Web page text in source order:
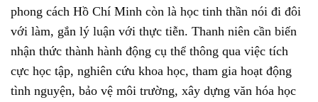
phong cách Hồ Chí Minh còn là học tinh thần nói đi đôi
với làm, gắn lý luận với thực tiễn. Thanh niên cần biến
nhận thức thành hành động cụ thể thông qua việc tích
cực học tập, nghiên cứu khoa học, tham gia hoạt động
tình nguyện, bảo vệ môi trường, xây dựng văn hóa học